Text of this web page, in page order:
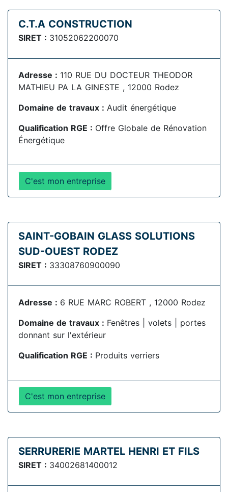
C.T.A CONSTRUCTION
SIRET : 31052062200070
Adresse : 110 RUE DU DOCTEUR THEODOR
MATHIEU PA LA GINESTE , 12000 Rodez
Domaine de travaux : Audit énergétique
Qualification RGE : Offre Globale de Rénovation
Énergétique
C'est mon entreprise
SAINT-GOBAIN GLASS SOLUTIONS
SUD-OUEST RODEZ
SIRET : 33308760900090
Adresse : 6 RUE MARC ROBERT , 12000 Rodez
Domaine de travaux : Fenêtres | volets | portes
donnant sur l'extérieur
Qualification RGE : Produits verriers
C'est mon entreprise
SERRURERIE MARTEL HENRI ET FILS
SIRET : 34002681400012